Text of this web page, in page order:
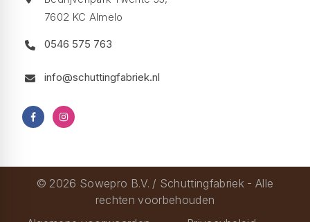
7602 KC Almelo
0546 575 763
info@schuttingfabriek.nl
© 2026 Sowepro B.V. / Schuttingfabriek - Alle
rechten voorbehouden